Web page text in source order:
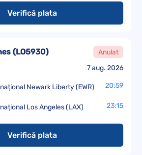
Verifică plata
7 aug. 2026
(LO5930) Anulat
Newark Liberty (EWR) 20:59
Los Angeles (LAX) 23:15
Verifică plata